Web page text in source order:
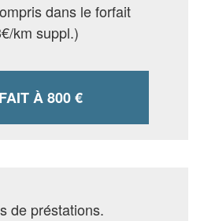
dans le forfait
km suppl.)
À 800 €
de préstations.